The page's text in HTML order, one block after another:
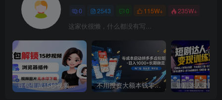
0 2543 0 115W+ 235W+
这家伙很懒，什么都没有写...
豆包生成15秒视频——浏览器插件：豆包/Dola 视频图片无水印下载 + 解锁15秒视频生成 不用投资大额本钱零成本启动，做拼多多虚拟矩阵，长期稳定！轻松维持日入 1000